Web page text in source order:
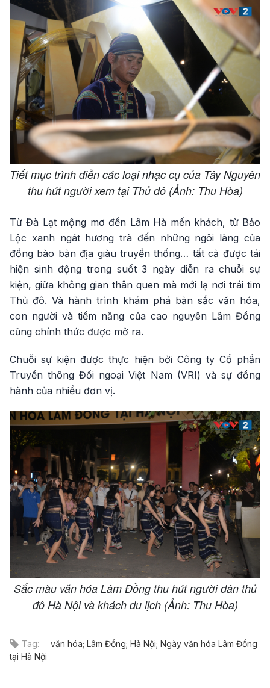
Tiết mục trình diễn các loại nhạc cụ của Tây Nguyên
thu hút người xem tại Thủ đô (Ảnh: Thu Hòa)
Từ Đà Lạt mộng mơ đến Lâm Hà mến khách, từ Bảo
Lộc xanh ngát hương trà đến những ngôi làng của
đồng bào bản địa giàu truyền thống… tất cả được tái
hiện sinh động trong suốt 3 ngày diễn ra chuỗi sự
kiện, giữa không gian thân quen mà mới lạ nơi trái tim
Thủ đô. Và hành trình khám phá bản sắc văn hóa,
con người và tiềm năng của cao nguyên Lâm Đồng
cũng chính thức được mở ra.
Chuỗi sự kiện được thực hiện bởi Công ty Cổ phần
Truyền thông Đối ngoại Việt Nam (VRI) và sự đồng
hành của nhiều đơn vị.
Sắc màu văn hóa Lâm Đồng thu hút người dân thủ
đô Hà Nội và khách du lịch (Ảnh: Thu Hòa)
Tag:
văn hóa; Lâm Đồng; Hà Nội; Ngày văn hóa Lâm Đồng
tại Hà Nội